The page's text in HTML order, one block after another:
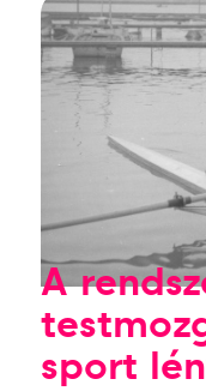
A
sport